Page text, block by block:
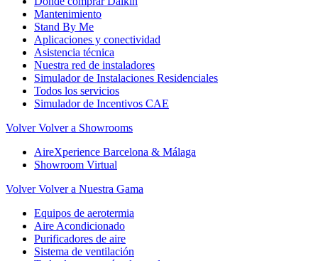
Mantenimiento
Stand By Me
Aplicaciones y conectividad
Asistencia técnica
Nuestra red de instaladores
Simulador de Instalaciones Residenciales
Todos los servicios
Simulador de Incentivos CAE
Volver Volver a Showrooms
AireXperience Barcelona & Málaga
Showroom Virtual
Volver Volver a Nuestra Gama
Equipos de aerotermia
Aire Acondicionado
Purificadores de aire
Sistema de ventilación